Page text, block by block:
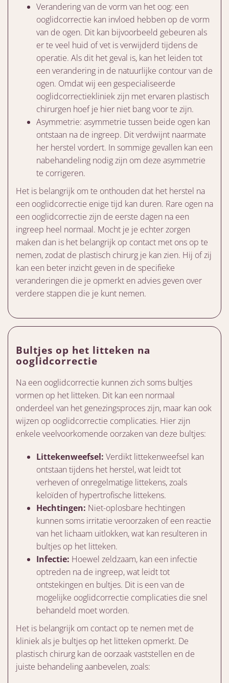
Verandering van de vorm van het oog: een
ooglidcorrectie kan invloed hebben op de vorm
van de ogen. Dit kan bijvoorbeeld gebeuren als
er te veel huid of vet is verwijderd tijdens de
operatie. Als dit het geval is, kan het leiden tot
een verandering in de natuurlijke contour van de
ogen. Omdat wij een gespecialiseerde
ooglidcorrectiekliniek zijn met ervaren plastisch
chirurgen hoef je hier niet bang voor te zijn.
Asymmetrie: asymmetrie tussen beide ogen kan
ontstaan na de ingreep. Dit verdwijnt naarmate
her herstel vordert. In sommige gevallen kan een
nabehandeling nodig zijn om deze asymmetrie
te corrigeren.
Het is belangrijk om te onthouden dat het herstel na
een ooglidcorrectie enige tijd kan duren. Rare ogen na
een ooglidcorrectie zijn de eerste dagen na een
ingreep heel normaal. Mocht je je echter zorgen
maken dan is het belangrijk op contact met ons op te
nemen, zodat de plastisch chirurg je kan zien. Hij of zij
kan een beter inzicht geven in de specifieke
veranderingen die je opmerkt en advies geven over
verdere stappen die je kunt nemen.
Bultjes op het litteken na
ooglidcorrectie
Na een ooglidcorrectie kunnen zich soms bultjes
vormen op het litteken. Dit kan een normaal
onderdeel van het genezingsproces zijn, maar kan ook
wijzen op ooglidcorrectie complicaties. Hier zijn
enkele veelvoorkomende oorzaken van deze bultjes:
Littekenweefsel: Verdikt littekenweefsel kan
ontstaan tijdens het herstel, wat leidt tot
verheven of onregelmatige littekens, zoals
keloïden of hypertrofische littekens.
Hechtingen: Niet-oplosbare hechtingen
kunnen soms irritatie veroorzaken of een reactie
van het lichaam uitlokken, wat kan resulteren in
bultjes op het litteken.
Infectie: Hoewel zeldzaam, kan een infectie
optreden na de ingreep, wat leidt tot
ontstekingen en bultjes. Dit is een van de
mogelijke ooglidcorrectie complicaties die snel
behandeld moet worden.
Het is belangrijk om contact op te nemen met de
kliniek als je bultjes op het litteken opmerkt. De
plastisch chirurg kan de oorzaak vaststellen en de
juiste behandeling aanbevelen, zoals: